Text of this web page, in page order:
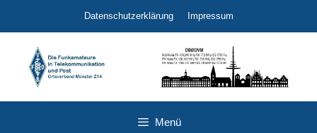
springen
Datenschutzerklärung Impressum
Menü